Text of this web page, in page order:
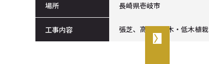
場所 長崎県壱岐市
工事内容 張芝、高木・中木・低木植栽